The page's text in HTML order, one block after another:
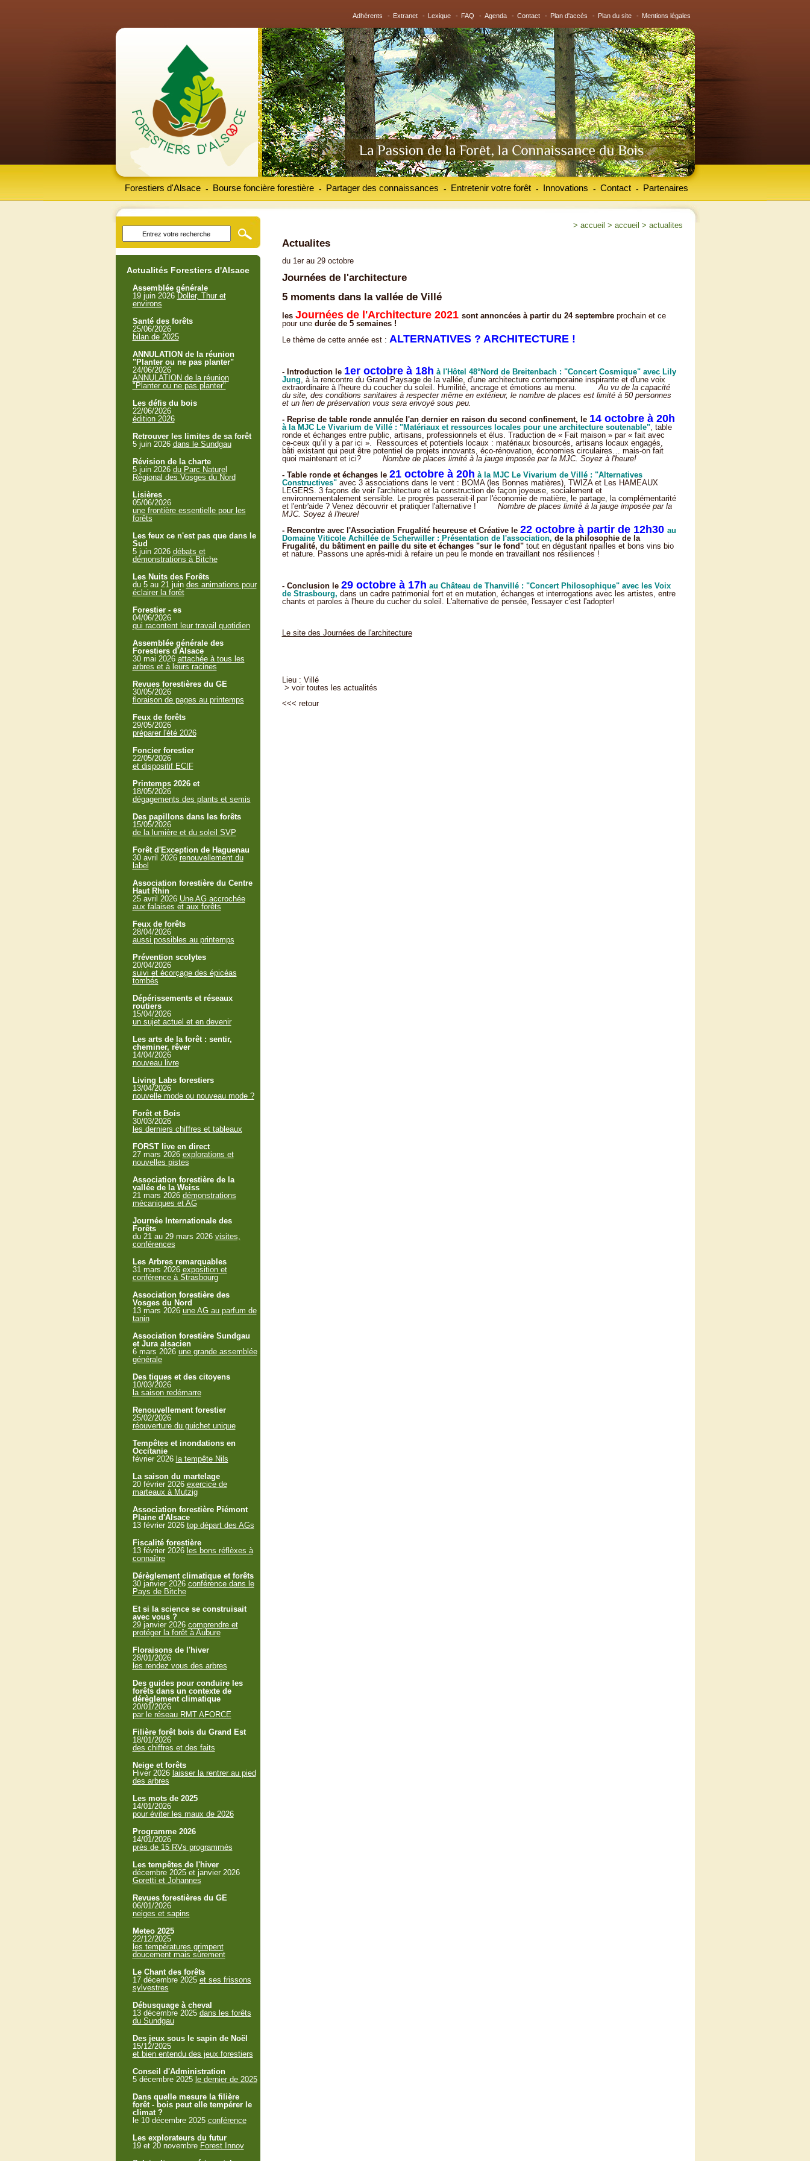
Adhérents - Extranet - Lexique - FAQ - Agenda - Contact - Plan d'accès - Plan du site - Mentions légales
Forestiers d'Alsace Bourse foncière forestière
- Partager des connaissances
- Entretenir votre forêt
- Innovations
- Contact
- Partenaires
-
> accueil > accueil > actualites
Actualites
du 1er au 29 octobre
Journées de l'architecture
5 moments dans la vallée de Villé
les Journées de l'Architecture 2021 sont annoncées à partir du 24 septembreprochain et ce
pour une durée de 5 semaines !
Le thème de cette année est : ALTERNATIVES ? ARCHITECTURE !
- Introduction le 1er octobre à 18h à l'Hôtel 48°Nord de Breitenbach : "Concert Cosmique" avec Lily
Jung, à la rencontre du Grand Paysage de la vallée, d'une architecture contemporaine inspirante et d'une voix
extraordinaire à l'heure du coucher du soleil. Humilité, ancrage et émotions au menu.
Au vu de la capacité
du site, des conditions sanitaires à respecter même en extérieur, le nombre de places est limité à 50 personnes
et un lien de préservation vous sera envoyé sous peu.
- Reprise de table ronde annulée l'an dernier en raison du second confinement, le 14 octobre à 20h
à la MJC Le Vivarium de Villé : "Matériaux et ressources locales pour une architecture soutenable", table
ronde et échanges entre public, artisans, professionnels et élus. Traduction de « Fait maison » par « fait avec
ce-ceux qu’il y a par ici ». Ressources et potentiels locaux : matériaux biosourcés, artisans locaux engagés,
bâti existant qui peut être potentiel de projets innovants, éco-rénovation, économies circulaires… mais-on fait
quoi maintenant et ici?
Nombre de places limité à la jauge imposée par la MJC. Soyez à l'heure!
- Table ronde et échanges le 21 octobre à 20h à la MJC Le Vivarium de Villé : "Alternatives
Constructives"avec 3 associations dans le vent : BOMA (les Bonnes matières), TWIZA et Les HAMEAUX
LEGERS. 3 façons de voir l'architecture et la construction de façon joyeuse, socialement et
environnementalement sensible. Le progrès passerait-il par l'économie de matière, le partage, la complémentarité
et l'entr'aide ? Venez découvrir et pratiquer l'alternative !
Nombre de places limité à la jauge imposée par la
MJC. Soyez à l'heure!
- Rencontre avec l'Association Frugalité heureuse et Créative le 22 octobre à partir de 12h30 au
Domaine Viticole Achillée de Scherwiller : Présentation de l'association, de la philosophie de la
Frugalité, du bâtiment en paille du site et échanges "sur le fond"tout en dégustant ripailles et bons vins bio
et nature. Passons une après-midi à refaire un peu le monde en travaillant nos résiliences !
- Conclusion le 29 octobre à 17h au Château de Thanvillé : "Concert Philosophique" avec les Voix
de Strasbourg, dans un cadre patrimonial fort et en mutation, échanges et interrogations avec les artistes, entre
chants et paroles à l'heure du cucher du soleil. L'alternative de pensée, l'essayer c'est l'adopter!
Le site des Journées de l'architecture
Lieu : Villé
> voir toutes les actualités
<<< retour
Actualités Forestiers d'Alsace
Assemblée générale
19 juin 2026 Doller, Thur et
environs
Santé des forêts
25/06/2026
bilan de 2025
ANNULATION de la réunion
"Planter ou ne pas planter"
24/06/2026
ANNULATION de la réunion
"Planter ou ne pas planter"
Les défis du bois
22/06/2026
édition 2026
Retrouver les limites de sa forêt
5 juin 2026 dans le Sundgau
Révision de la charte
5 juin 2026 du Parc Naturel
Régional des Vosges du Nord
Lisières
05/06/2026
une frontière essentielle pour les
forêts
Les feux ce n'est pas que dans le
Sud
5 juin 2026 débats et
démonstrations à Bitche
Les Nuits des Forêts
du 5 au 21 juin des animations pour
éclairer la forêt
Forestier - es
04/06/2026
qui racontent leur travail quotidien
Assemblée générale des
Forestiers d'Alsace
30 mai 2026 attachée à tous les
arbres et à leurs racines
Revues forestières du GE
30/05/2026
floraison de pages au printemps
Feux de forêts
29/05/2026
préparer l'été 2026
Foncier forestier
22/05/2026
et dispositif ECIF
Printemps 2026 et
18/05/2026
dégagements des plants et semis
Des papillons dans les forêts
15/05/2026
de la lumière et du soleil SVP
Forêt d'Exception de Haguenau
30 avril 2026 renouvellement du
label
Association forestière du Centre
Haut Rhin
25 avril 2026 Une AG accrochée
aux falaises et aux forêts
Feux de forêts
28/04/2026
aussi possibles au printemps
Prévention scolytes
20/04/2026
suivi et écorçage des épicéas
tombés
Dépérissements et réseaux
routiers
15/04/2026
un sujet actuel et en devenir
Les arts de la forêt : sentir,
cheminer, rêver
14/04/2026
nouveau livre
Living Labs forestiers
13/04/2026
nouvelle mode ou nouveau mode ?
Forêt et Bois
30/03/2026
les derniers chiffres et tableaux
FORST live en direct
27 mars 2026 explorations et
nouvelles pistes
Association forestière de la
vallée de la Weiss
21 mars 2026 démonstrations
mécaniques et AG
Journée Internationale des
Forêts
du 21 au 29 mars 2026 visites,
conférences
Les Arbres remarquables
31 mars 2026 exposition et
conférence à Strasbourg
Association forestière des
Vosges du Nord
13 mars 2026 une AG au parfum de
tanin
Association forestière Sundgau
et Jura alsacien
6 mars 2026 une grande assemblée
générale
Des tiques et des citoyens
10/03/2026
la saison redémarre
Renouvellement forestier
25/02/2026
réouverture du guichet unique
Tempêtes et inondations en
Occitanie
février 2026 la tempête Nils
La saison du martelage
20 février 2026 exercice de
marteaux à Mutzig
Association forestière Piémont
Plaine d'Alsace
13 février 2026 top départ des AGs
Fiscalité forestière
13 février 2026 les bons réflèxes à
connaître
Dérèglement climatique et forêts
30 janvier 2026 conférence dans le
Pays de Bitche
Et si la science se construisait
avec vous ?
29 janvier 2026 comprendre et
protéger la forêt à Aubure
Floraisons de l'hiver
28/01/2026
les rendez vous des arbres
Des guides pour conduire les
forêts dans un contexte de
dérèglement climatique
20/01/2026
par le réseau RMT AFORCE
Filière forêt bois du Grand Est
18/01/2026
des chiffres et des faits
Neige et forêts
Hiver 2026 laisser la rentrer au pied
des arbres
Les mots de 2025
14/01/2026
pour éviter les maux de 2026
Programme 2026
14/01/2026
près de 15 RVs programmés
Les tempêtes de l'hiver
décembre 2025 et janvier 2026
Goretti et Johannes
Revues forestières du GE
06/01/2026
neiges et sapins
Meteo 2025
22/12/2025
les températures grimpent
doucement mais sûrement
Le Chant des forêts
17 décembre 2025 et ses frissons
sylvestres
Débusquage à cheval
13 décembre 2025 dans les forêts
du Sundgau
Des jeux sous le sapin de Noël
15/12/2025
et bien entendu des jeux forestiers
Conseil d'Administration
5 décembre 2025 le dernier de 2025
Dans quelle mesure la filière
forêt - bois peut elle tempérer le
climat ?
le 10 décembre 2025 conférence
Les explorateurs du futur
19 et 20 novembre Forest Innov